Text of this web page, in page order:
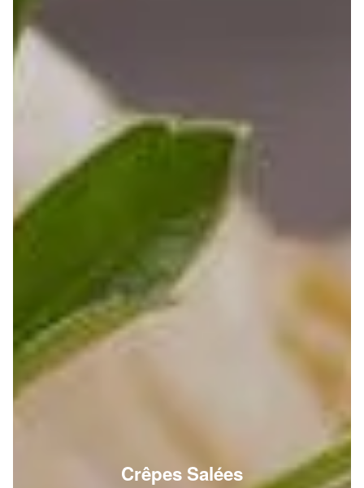
Crêpes Salées